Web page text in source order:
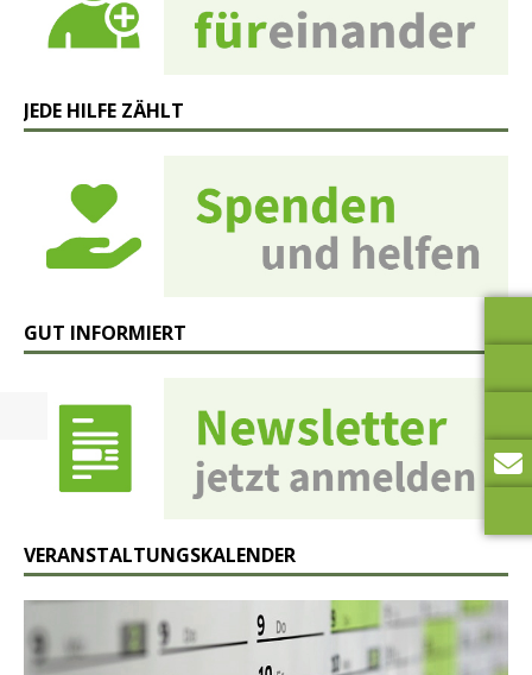
JEDE HILFE ZÄHLT
GUT INFORMIERT
VERANSTALTUNGSKALENDER